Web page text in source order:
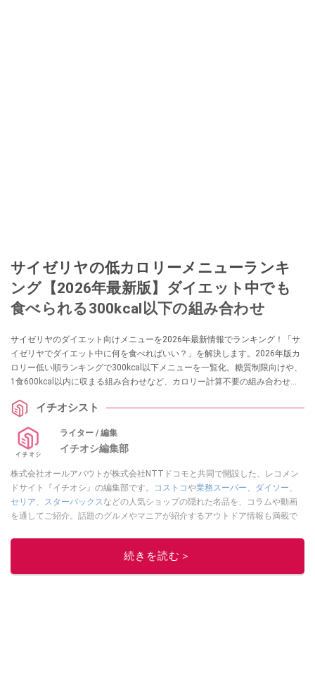
サイゼリヤの低カロリーメニューランキ
ング【2026年最新版】ダイエット中でも
食べられる300kcal以下の組み合わせ
サイゼリヤのダイエット向けメニューを2026年最新情報でランキング！「サ
イゼリヤでダイエット中に何を食べればいい？」を解決します。2026年版カ
ロリー低い順ランキングで300kcal以下メニューを一覧化。糖質制限向けや、
1食600kcal以内に収まる組み合わせなど、カロリー計算不要の組み合わせセ
イチオシスト
ライター / 編集
イチオシ編集部
株式会社オールアバウトが株式会社NTTドコモと共同で開設した、レコメン
ドサイト『イチオシ』の編集部です。
コストコや業務スーパー、 ダイソー、
セリア、 スターバックスなどの人気ショップの隠れた名品を、コラムや動画
を通してご紹介。話題のグルメやマニアが紹介するアウトドア情報も満載で
レビューしています。毎日トレンド情報をお届けしているので、ぜひ
してください！続きを読む＞